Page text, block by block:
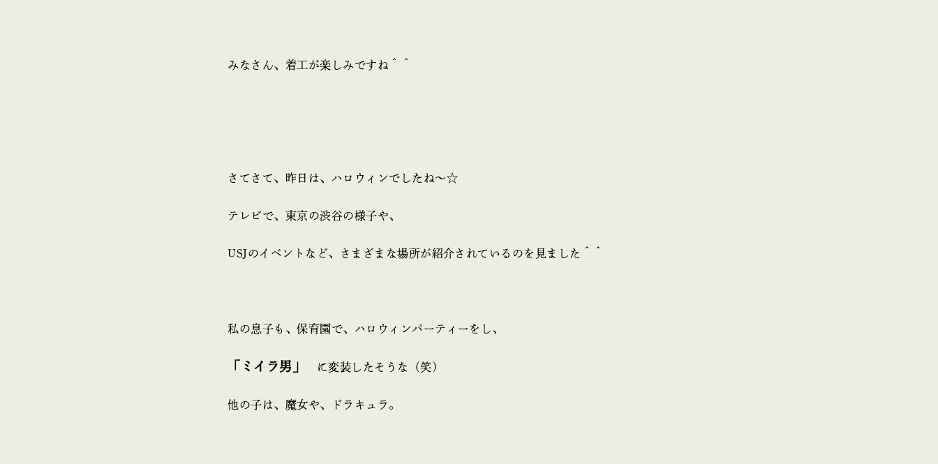
みなさん、着工が楽しみですね＾＾
さてさて、昨日は、ハロウィンでしたね～☆
テレビで、東京の渋谷の様子や、
USJのイベントなど、さまざまな場所が紹介されているのを見ました＾＾
私の息子も、保育園で、ハロウィンパーティーをし、
「ミイラ男」 に変装したそうな（笑）
他の子は、魔女や、ドラキュラ。